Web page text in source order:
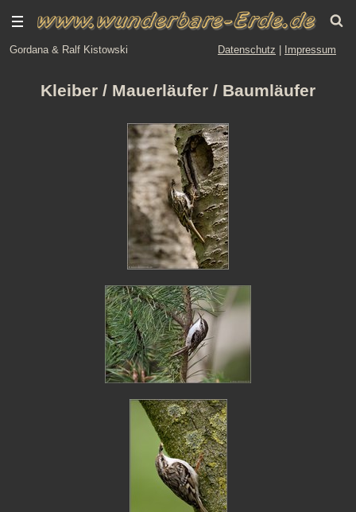
Gordana & Ralf Kistowski Datenschutz Impressum
Kleiber / Mauerläufer / Baumläufer